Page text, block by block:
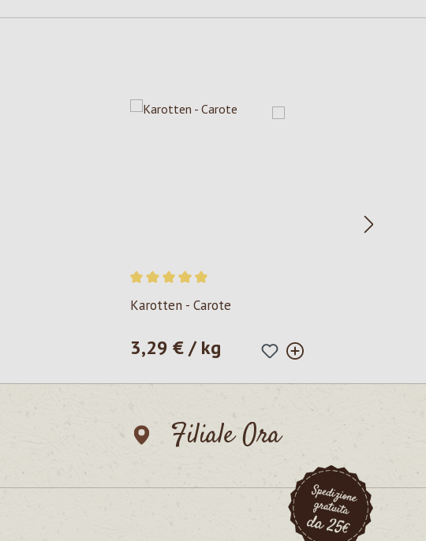
Valutazione media di 5 su 5 stelle
Karotten - Carote
Prezzo normale:
3,29 € / kg
Filiale Ora